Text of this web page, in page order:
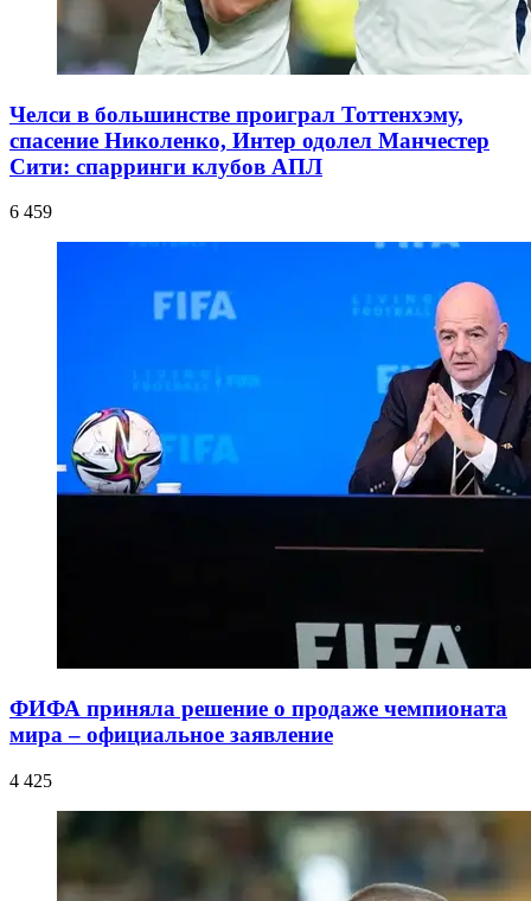
Челси в большинстве проиграл Тоттенхэму,
спасение Николенко, Интер одолел Манчестер
Сити: спарринги клубов АПЛ
6 459
ФИФА приняла решение о продаже чемпионата
мира – официальное заявление
4 425